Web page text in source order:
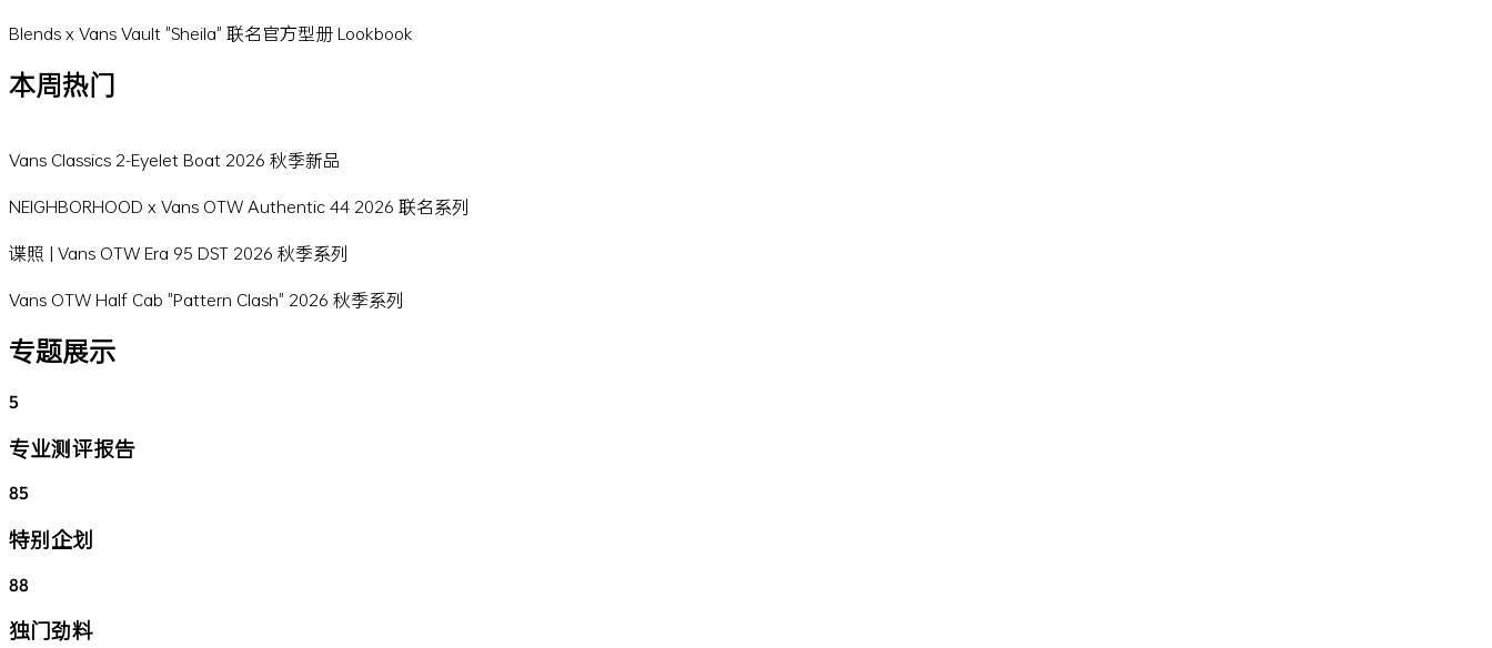
Blends x Vans Vault "Sheila" 联名官方型册 Lookbook
本周热门
Vans Classics 2-Eyelet Boat 2026 秋季新品
NEIGHBORHOOD x Vans OTW Authentic 44 2026 联名系列
谍照 | Vans OTW Era 95 DST 2026 秋季系列
Vans OTW Half Cab "Pattern Clash" 2026 秋季系列
专题展示
5
专业测评报告
85
特别企划
88
独门劲料